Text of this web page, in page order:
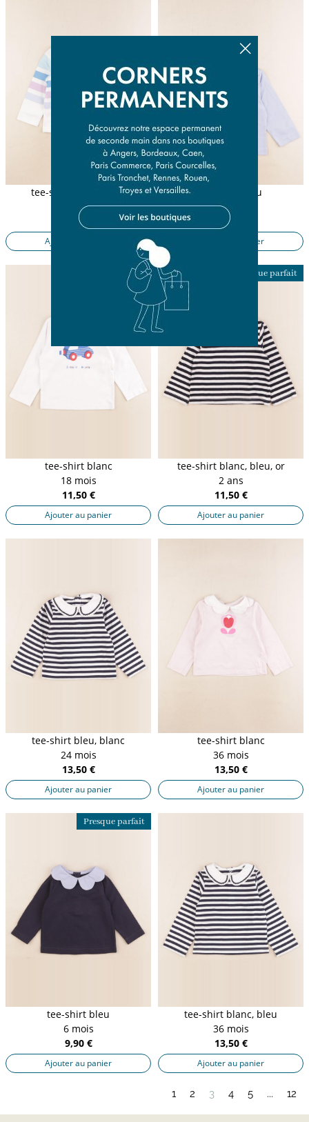
tee-shirt multicolore
36 mois
13,50 €
Ajouter au panier
tee-shirt bleu
18 mois
12,90 €
Ajouter au panier
Presque parfait
tee-shirt blanc
18 mois
11,50 €
Ajouter au panier
Presque parfait
tee-shirt blanc, bleu, or
2 ans
11,50 €
Ajouter au panier
tee-shirt bleu, blanc
24 mois
13,50 €
Ajouter au panier
tee-shirt blanc
36 mois
13,50 €
Ajouter au panier
Presque parfait
tee-shirt bleu
6 mois
9,90 €
Ajouter au panier
tee-shirt blanc, bleu
36 mois
13,50 €
Ajouter au panier
1 2 3 4 5 ... 12